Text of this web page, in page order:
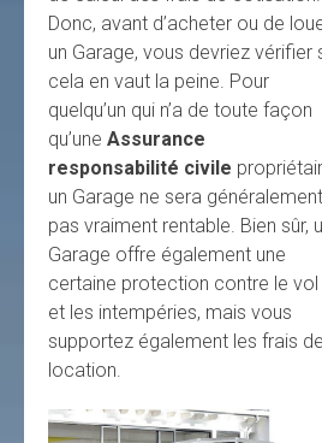
Donc, avant d’acheter ou de
un Garage, vous devriez vérifier
cela en vaut la peine. Pour
quelqu’un qui n’a de toute façon
qu’une Assurance
responsabilité civile
un Garage ne sera généralement
pas vraiment rentable. Bien sûr,
Garage offre également une
certaine protection contre le vol
et les intempéries, mais vous
supportez également les frais de
location.